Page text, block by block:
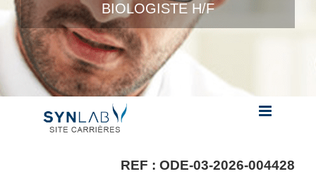
BIOLOGISTE H/F
REF : ODE-03-2026-004428